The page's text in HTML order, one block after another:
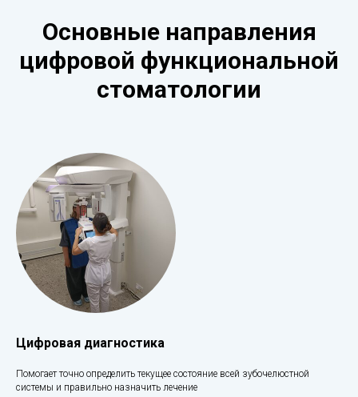
Основные направления
цифровой функциональной
стоматологии
Цифровая диагностика
Помогает точно определить текущее состояние всей зубочелюстной
системы и правильно назначить лечение